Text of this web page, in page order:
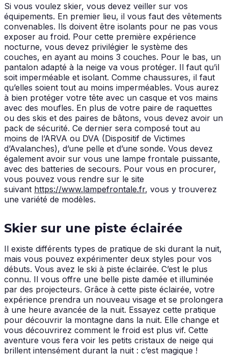
Si vous voulez skier, vous devez veiller sur vos
équipements. En premier lieu, il vous faut des vêtements
convenables. Ils doivent être isolants pour ne pas vous
exposer au froid. Pour cette première expérience
nocturne, vous devez privilégier le système des
couches, en ayant au moins 3 couches. Pour le bas, un
pantalon adapté à la neige va vous protéger. Il faut qu’il
soit imperméable et isolant. Comme chaussures, il faut
qu’elles soient tout au moins imperméables. Vous aurez
à bien protéger votre tête avec un casque et vos mains
avec des moufles. En plus de votre paire de raquettes
ou des skis et des paires de bâtons, vous devez avoir un
pack de sécurité. Ce dernier sera composé tout au
moins de l’ARVA ou DVA (Dispositif de Victimes
d’Avalanches), d’une pelle et d’une sonde. Vous devez
également avoir sur vous une lampe frontale puissante,
avec des batteries de secours. Pour vous en procurer,
vous pouvez vous rendre sur le site
suivant https://www.lampefrontale.fr, vous y trouverez
une variété de modèles.
Skier sur une piste éclairée
Il existe différents types de pratique de ski durant la nuit,
mais vous pouvez expérimenter deux styles pour vos
débuts. Vous avez le ski à piste éclairée. C’est le plus
connu. Il vous offre une belle piste damée et illuminée
par des projecteurs. Grâce à cette piste éclairée, votre
expérience prendra un nouveau visage et se prolongera
à une heure avancée de la nuit. Essayez cette pratique
pour découvrir la montagne dans la nuit. Elle change et
vous découvrirez comment le froid est plus vif. Cette
aventure vous fera voir les petits cristaux de neige qui
brillent intensément durant la nuit : c’est magique !